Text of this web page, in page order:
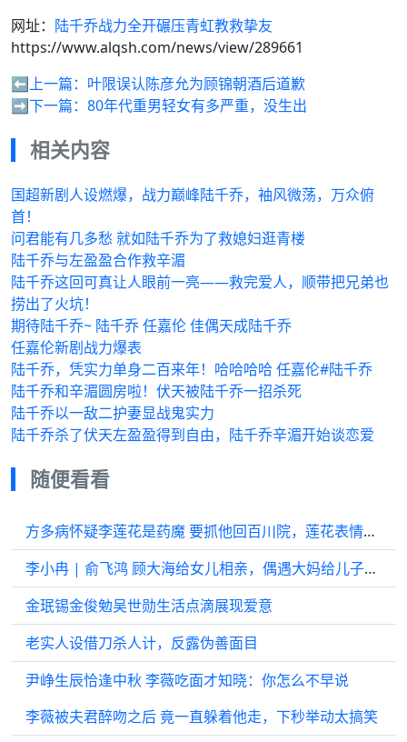
网址： 陆千乔战力全开碾压青虹教救挚友
https://www.alqsh.com/news/view/289661
⬅️上一篇： 叶限误认陈彦允为顾锦朝酒后道歉
➡️下一篇： 80年代重男轻女有多严重，没生出
相关内容
国超新剧人设燃爆，战力巅峰陆千乔，袖风微荡，万众俯
首！
问君能有几多愁 就如陆千乔为了救媳妇逛青楼
陆千乔与左盈盈合作救辛湄
陆千乔这回可真让人眼前一亮——救完爱人，顺带把兄弟也
捞出了火坑！
期待陆千乔~ 陆千乔 任嘉伦 佳偶天成陆千乔
任嘉伦新剧战力爆表
陆千乔，凭实力单身二百来年！哈哈哈哈 任嘉伦#陆千乔
陆千乔和辛湄圆房啦！伏天被陆千乔一招杀死
陆千乔以一敌二护妻显战鬼实力
陆千乔杀了伏天左盈盈得到自由，陆千乔辛湄开始谈恋爱
随便看看
方多病怀疑李莲花是药魔 要抓他回百川院，莲花表情亮了
李小冉 | 俞飞鸿 顾大海给女儿相亲，偶遇大妈给儿子找对象，当场留了电话
金珉锡金俊勉吴世勋生活点滴展现爱意
老实人设借刀杀人计，反露伪善面目
尹峥生辰恰逢中秋 李薇吃面才知晓：你怎么不早说
李薇被夫君醉吻之后 竟一直躲着他走，下秒举动太搞笑